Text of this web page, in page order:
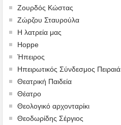
Ζουρδός Κώστας
Ζώρζου Σταυρούλα
Η λατρεία μας
Hoppe
Ήπειρος
Ηπειρωτικός Σύνδεσμος Πειραιά
Θεατρική Παιδεία
Θέατρο
Θεολογικό αρχονταρίκι
Θεοδωρίδης Σέργιος